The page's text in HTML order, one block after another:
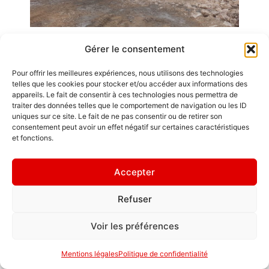
Gérer le consentement
Pour offrir les meilleures expériences, nous utilisons des technologies
telles que les cookies pour stocker et/ou accéder aux informations des
appareils. Le fait de consentir à ces technologies nous permettra de
traiter des données telles que le comportement de navigation ou les ID
uniques sur ce site. Le fait de ne pas consentir ou de retirer son
consentement peut avoir un effet négatif sur certaines caractéristiques
et fonctions.
Accepter
Refuser
Voir les préférences
Mentions légalesPolitique de confidentialité
Emplois
Contact / Accès
Mentions légales
" L'ornement
ce sont les amis
qui la
fréquentent. "
Politique de
confidentialité
GDL Construction
2026
Pierre